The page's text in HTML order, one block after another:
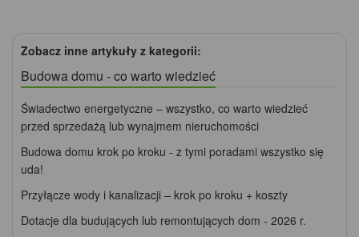
Zobacz inne artykuły z kategorii:
Budowa domu - co warto wiedzieć
Świadectwo energetyczne – wszystko, co warto wiedzieć
przed sprzedażą lub wynajmem nieruchomości
Budowa domu krok po kroku - z tymi poradami wszystko się
uda!
Przyłącze wody i kanalizacji – krok po kroku + koszty
Dotacje dla budujących lub remontujących dom - 2026 r.